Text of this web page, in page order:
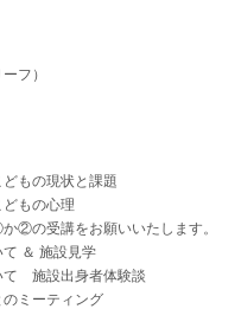
フ）
もの現状と課題
もの心理
の受講をお願いいたします。
＆ 施設見学
て 施設出身者体験談
ミーティング